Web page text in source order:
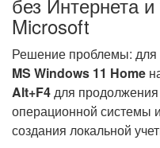
Microsoft
Решение проблемы: для
MS Windows 11 Home
Alt+F4для
операционной системы
создания локальной